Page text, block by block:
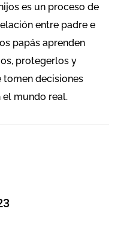
es un proceso de
entre padre e
papás aprenden
protegerlos y
decisiones
el mundo real.